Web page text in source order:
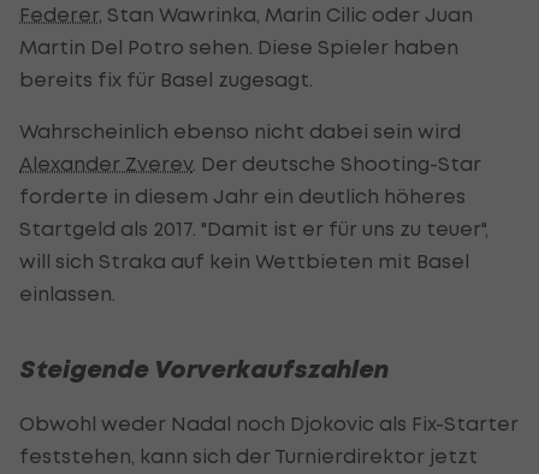
Federer, Stan Wawrinka, Marin Cilic oder Juan
Martin Del Potro sehen. Diese Spieler haben
bereits fix für Basel zugesagt.
Wahrscheinlich ebenso nicht dabei sein wird
Alexander Zverev. Der deutsche Shooting-Star
forderte in diesem Jahr ein deutlich höheres
Startgeld als 2017. "Damit ist er für uns zu teuer",
will sich Straka auf kein Wettbieten mit Basel
einlassen.
Steigende Vorverkaufszahlen
Obwohl weder Nadal noch Djokovic als Fix-Starter
feststehen, kann sich der Turnierdirektor jetzt